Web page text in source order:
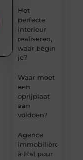
Het
perfecte
interieur
realiseren,
waar begin
je?
Waar moet
een
oprijplaat
aan
voldoen?
Agence
immobilière
à Hal pour